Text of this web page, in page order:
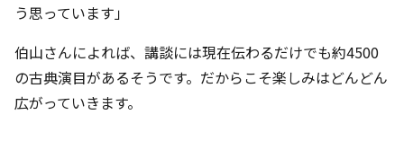
う思っています」
伯山さんによれば、講談には現在伝わるだけでも約4500
の古典演目があるそうです。だからこそ楽しみはどんどん
広がっていきます。